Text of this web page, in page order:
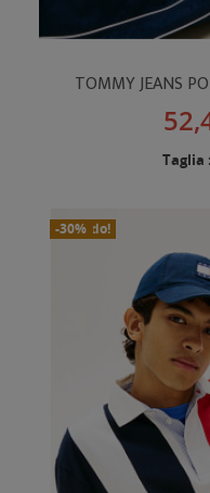
TOMMY JEANS
Taglia :
In Saldo!
Nuovo
-30%